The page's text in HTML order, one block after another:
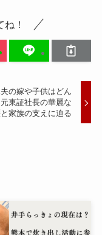
！
の嫁や子供はどん
東証社長の華麗な
家族の支えに迫る